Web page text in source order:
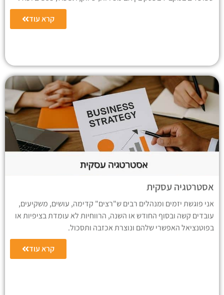
קרא עוד
אסטרטגיה עסקית
אני פוגשת יזמים ומנהלים רבים ש"רצים" קדימה, עושים, משקיעים,
עובדים קשה ובסוף החודש או השנה, הרווחיות לא עומדת בציפיות או
בפוטנציאל האפשרי שלהם ונוצרת אכזבה ותסכול.
קרא עוד